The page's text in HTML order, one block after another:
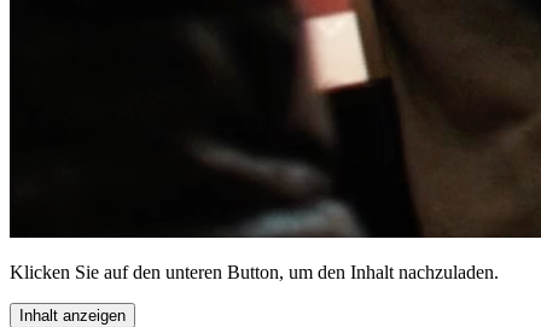
Klicken Sie auf den unteren Button, um den Inhalt nachzuladen.
Inhalt anzeigen